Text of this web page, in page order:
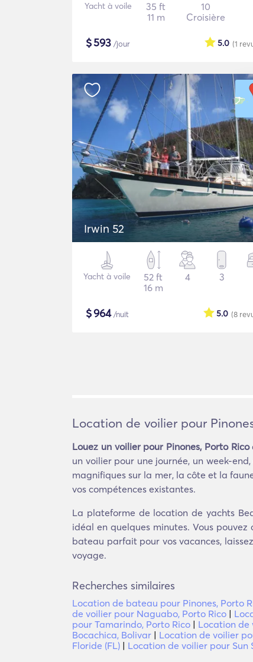
Yacht à voile
35 ft
11 m
10
Croisière
$593 /jour (1
5.0
Irwin 52
Yacht à voile
52 ft
16 m
4 3
$964/nuit (8
5.0
Location de voilier pour
Louez un voilier pour Pinones, Porto Rico
un voilier pour une journée, un week-
magnifiques sur la mer, la côte et la
vos compétences existantes.
La plateforme de location de yachts
idéal en quelques minutes. Vous
bateau parfait pour vos vacances,
voyage.
Recherches similaires
Location de bateau pour Pinones, Porto
de voilier pour Naguabo, Porto Rico |
pour Tamarindo, Porto Rico | Location de
Bocachica, Bolivar | Location de voilier
Floride (FL) | Location de voilier pour Sun